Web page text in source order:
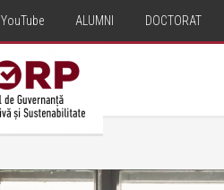
YouTube ALUMNI DOCTORAT